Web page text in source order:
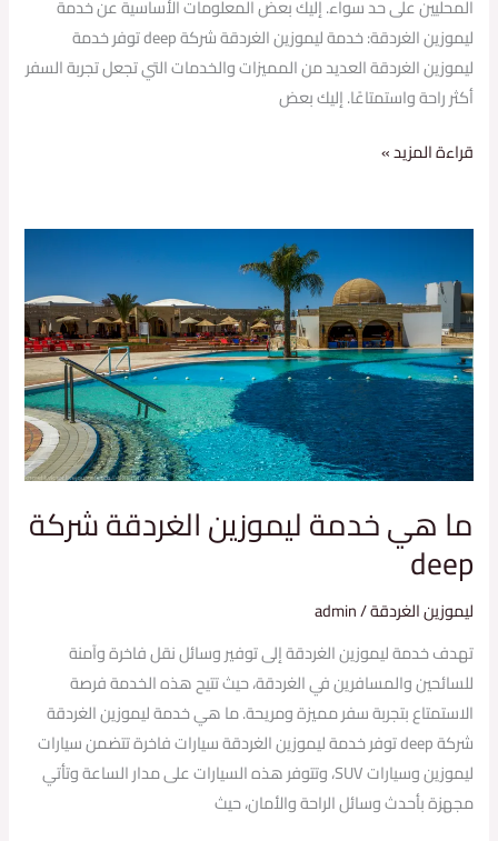
المحليين على حد سواء. إليك بعض المعلومات الأساسية عن خدمة
ليموزين الغردقة: خدمة ليموزين الغردقة شركة deep توفر خدمة
ليموزين الغردقة العديد من المميزات والخدمات التي تجعل تجربة السفر
أكثر راحة واستمتاعًا. إليك بعض
قراءة المزيد »
ما هي خدمة ليموزين الغردقة شركة
deep
ليموزين الغردقة/
admin
تهدف خدمة ليموزين الغردقة إلى توفير وسائل نقل فاخرة وآمنة
للسائحين والمسافرين في الغردقة، حيث تتيح هذه الخدمة فرصة
الاستمتاع بتجربة سفر مميزة ومريحة. ما هي خدمة ليموزين الغردقة
شركة deep توفر خدمة ليموزين الغردقة سيارات فاخرة تتضمن سيارات
ليموزين وسيارات SUV، وتتوفر هذه السيارات على مدار الساعة وتأتي
مجهزة بأحدث وسائل الراحة والأمان، حيث
هي
خدمة
ليموزين
الغردقة
شركة
deep